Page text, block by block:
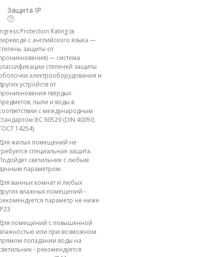
Защита IP
Protection Rating (в
с английского языка —
защиты от
— система
степеней защиты
электрооборудования и
устройств от
твёрдых
пыли и воды в
с международным
IEC 60529 (DIN 40050,
14254)
жилых помещений не
специальная защита.
светильник с любым
параметром.
ванных комнат и любых
влажных помещений -
параметр не ниже
помещений с повышенной
или при возможном
попадании воды на
- рекомендуется